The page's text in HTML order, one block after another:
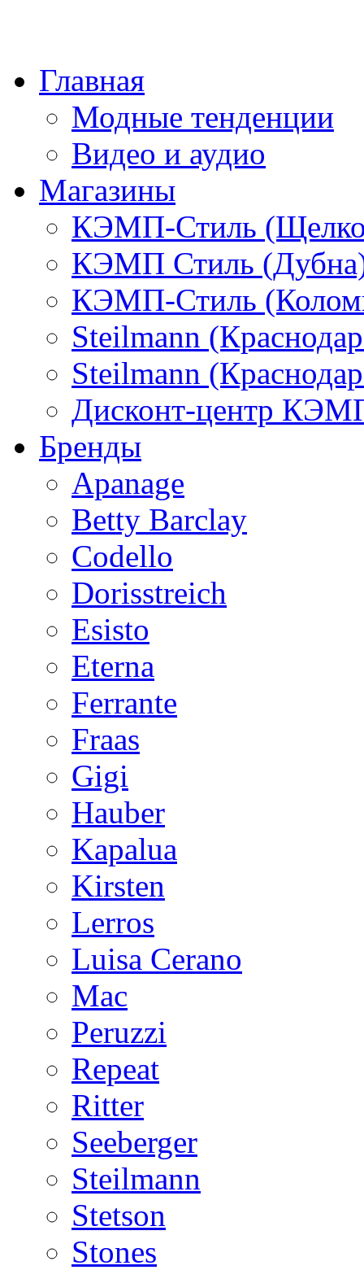
Главная
Модные тенденции
Видео и аудио
Магазины
КЭМП-Стиль
КЭМП Стиль
КЭМП-Стиль
Steilmann
Steilmann
Дисконт-центр
Бренды
Apanage
Betty Barclay
Codello
Dorisstreich
Esisto
Eterna
Ferrante
Fraas
Gigi
Hauber
Kapalua
Kirsten
Lerros
Luisa Cerano
Mac
Peruzzi
Repeat
Ritter
Seeberger
Steilmann
Stetson
Stones